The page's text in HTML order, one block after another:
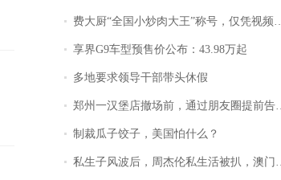
费大厨“全国小炒肉大王”称号，仅凭视频评出？中国烹饪协会回应
享界G9车型预售价公布：43.98万起
多地要求领导干部带头休假
郑州一汉堡店撤场前，通过朋友圈提前告知逐一退费，有顾客仅剩1元也全被退回，分文不少；顾客：言而有信，让人感动
制裁瓜子饺子，美国怕什么？
私生子风波后，周杰伦私生活被扒，澳门输10亿传闻早已经水落石出